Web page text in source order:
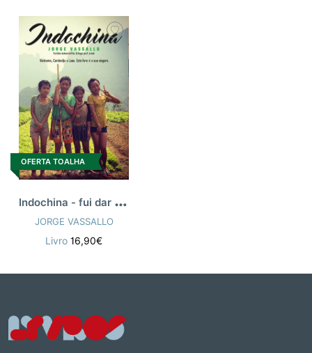
OFERTA TOALHA
I
ndochina - fui dar uma volta
JORGE VASSALLO
Livro 16,90€